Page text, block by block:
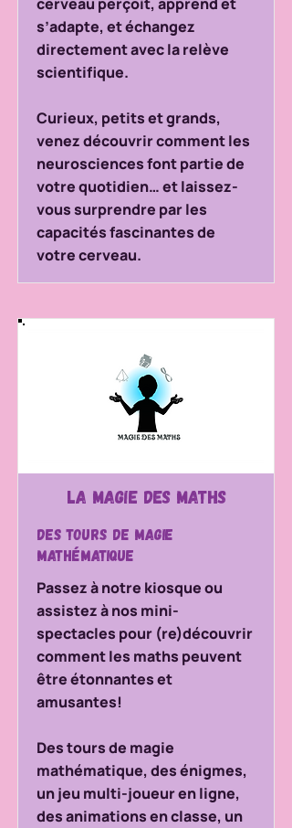
s’adapte, et échangez
directement avec la relève
scientifique.
Curieux, petits et grands,
venez découvrir comment les
neurosciences font partie de
votre quotidien… et laissez-
vous surprendre par les
capacités fascinantes de
votre cerveau.
La magie des Maths
Des tours de magie
mathématique
Passez à notre kiosque ou
assistez à nos mini-
spectacles pour (re)découvrir
comment les maths peuvent
être étonnantes et
amusantes!
Des tours de magie
mathématique, des énigmes,
un jeu multi-joueur en ligne,
des animations en classe, un